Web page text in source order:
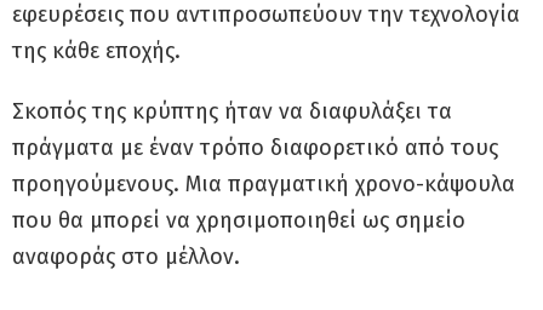
εφευρέσεις που αντιπροσωπεύουν την τεχνολογία
της κάθε εποχής.
Σκοπός της κρύπτης ήταν να διαφυλάξει τα
πράγματα με έναν τρόπο διαφορετικό από τους
προηγούμενους. Μια πραγματική χρονο-κάψουλα
που θα μπορεί να χρησιμοποιηθεί ως σημείο
αναφοράς στο μέλλον.